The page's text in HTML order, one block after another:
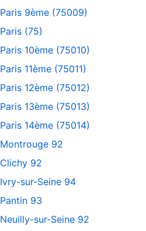
9ème (75009)
(75)
10ème (75010)
11ème (75011)
12ème (75012)
13ème (75013)
14ème (75014)
92
92
sur-Seine 94
93
sur-Seine 92